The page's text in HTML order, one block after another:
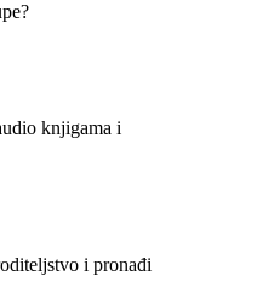
knjigama i
i pronađi